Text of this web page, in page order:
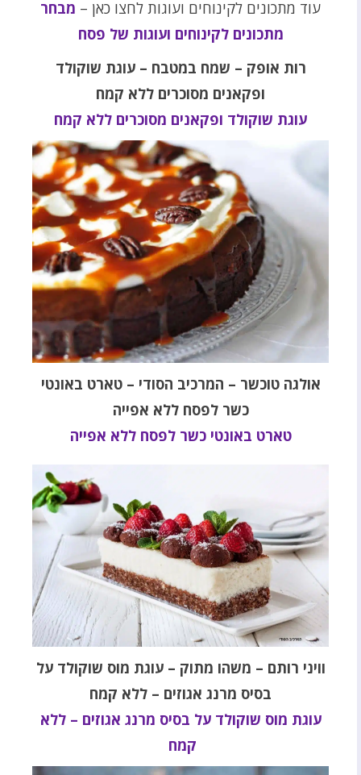
עוד מתכונים לקינוחים ועוגות לחצו כאן – מבחר
מתכונים לקינוחים ועוגות של פסח
רות אופק – שמח במטבח – עוגת שוקולד
ופקאנים מסוכרים ללא קמח
עוגת שוקולד ופקאנים מסוכרים ללא קמח
אולגה טוכשר – המרכיב הסודי – טארט באונטי
כשר לפסח ללא אפייה
טארט באונטי כשר לפסח ללא אפייה
וויני רותם – משהו מתוק – עוגת מוס שוקולד על
בסיס מרנג אגוזים – ללא קמח
עוגת מוס שוקולד על בסיס מרנג אגוזים – ללא
קמח